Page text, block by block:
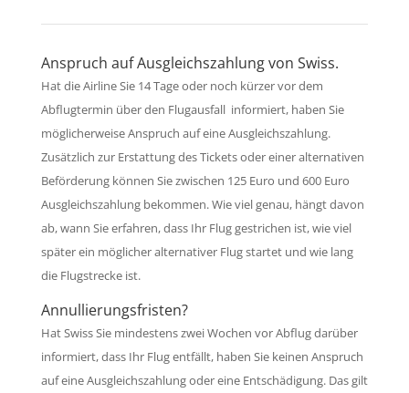
Anspruch auf Ausgleichszahlung von Swiss.
Hat die Airline Sie 14 Tage oder noch kürzer vor dem
Abflugtermin über den Flugausfall informiert, haben Sie
möglicherweise Anspruch auf eine Ausgleichszahlung.
Zusätzlich zur Erstattung des Tickets oder einer alternativen
Beförderung können Sie zwischen 125 Euro und 600 Euro
Ausgleichszahlung bekommen. Wie viel genau, hängt davon
ab, wann Sie erfahren, dass Ihr Flug gestrichen ist, wie viel
später ein möglicher alternativer Flug startet und wie lang
die Flugstrecke ist.
Annullierungsfristen?
Hat Swiss Sie mindestens zwei Wochen vor Abflug darüber
informiert, dass Ihr Flug entfällt, haben Sie keinen Anspruch
auf eine Ausgleichszahlung oder eine Entschädigung. Das gilt